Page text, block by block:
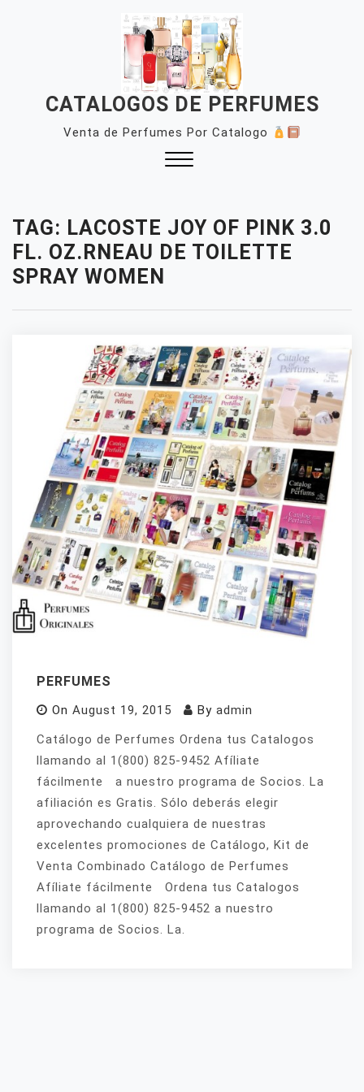
CATALOGOS DE PERFUMES
Venta de Perfumes Por Catalogo
TAG: LACOSTE JOY OF PINK 3.0
FL. OZ.RNEAU DE TOILETTE
SPRAY WOMEN
PERFUMES
On August 19, 2015 By admin
Catálogo de Perfumes Ordena tus Catalogos
llamando al 1(800) 825-9452 Afíliate
fácilmente a nuestro programa de Socios. La
afiliación es Gratis. Sólo deberás elegir
aprovechando cualquiera de nuestras
excelentes promociones de Catálogo, Kit de
Venta Combinado Catálogo de Perfumes
Afíliate fácilmente Ordena tus Catalogos
llamando al 1(800) 825-9452 a nuestro
programa de Socios. La.